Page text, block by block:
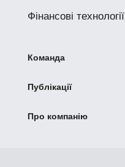
Фінансові технології
Команда
Публікації
Про компанію